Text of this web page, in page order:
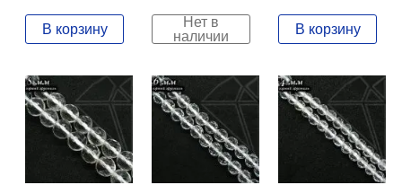
В корзину
Нет в
наличии
В корзину